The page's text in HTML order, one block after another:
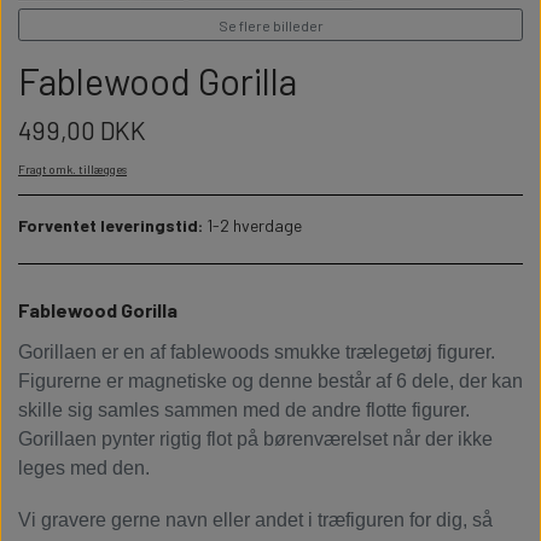
PERSONLIGE LED LAMPER
PERSONLIGE COASTERS
FORKLÆDER MED TEKST
TERMOKRUS MED PRINT
STUDENT
WILLOW TREE OPHÆNG
HALLOWEEN
BADEVÆRELSET
SKILTE
WALLSTICKERS
STUEN
Se flere billeder
Fablewood Gorilla
499,00 DKK
Fragt omk. tillægges
Forventet leveringstid: 1-2 hverdage
Fablewood Gorilla
Gorillaen er en af fablewoods smukke trælegetøj figurer.
Figurerne er magnetiske og denne består af 6 dele, der kan
skille sig samles sammen med de andre flotte figurer.
Gorillaen pynter rigtig flot på børenværelset når der ikke
leges med den.
Vi gravere gerne navn eller andet i træfiguren for dig, så